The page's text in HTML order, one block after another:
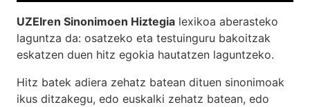
UZEIren Sinonimoen Hiztegia lexikoa aberasteko
laguntza da: osatzeko eta testuinguru bakoitzak
eskatzen duen hitz egokia hautatzen laguntzeko.
Hitz batek adiera zehatz batean dituen sinonimoak
ikus ditzakegu, edo euskalki zehatz batean, edo